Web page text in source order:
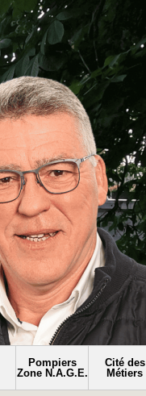
Pompiers
Zone N.A.G.E.
Cité des
Métiers